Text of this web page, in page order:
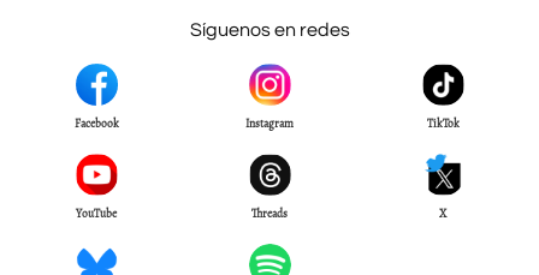
Síguenos en redes
Facebook Instagram TikTok
YouTube Threads X